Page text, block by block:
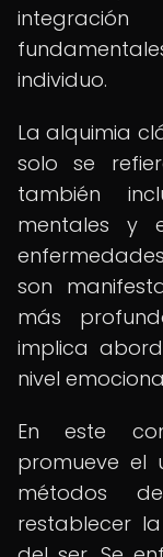
individuo.
La alquimia
solo se
también
mentales y
son
más
implica
nivel
En este
promueve el
métodos
restablecer